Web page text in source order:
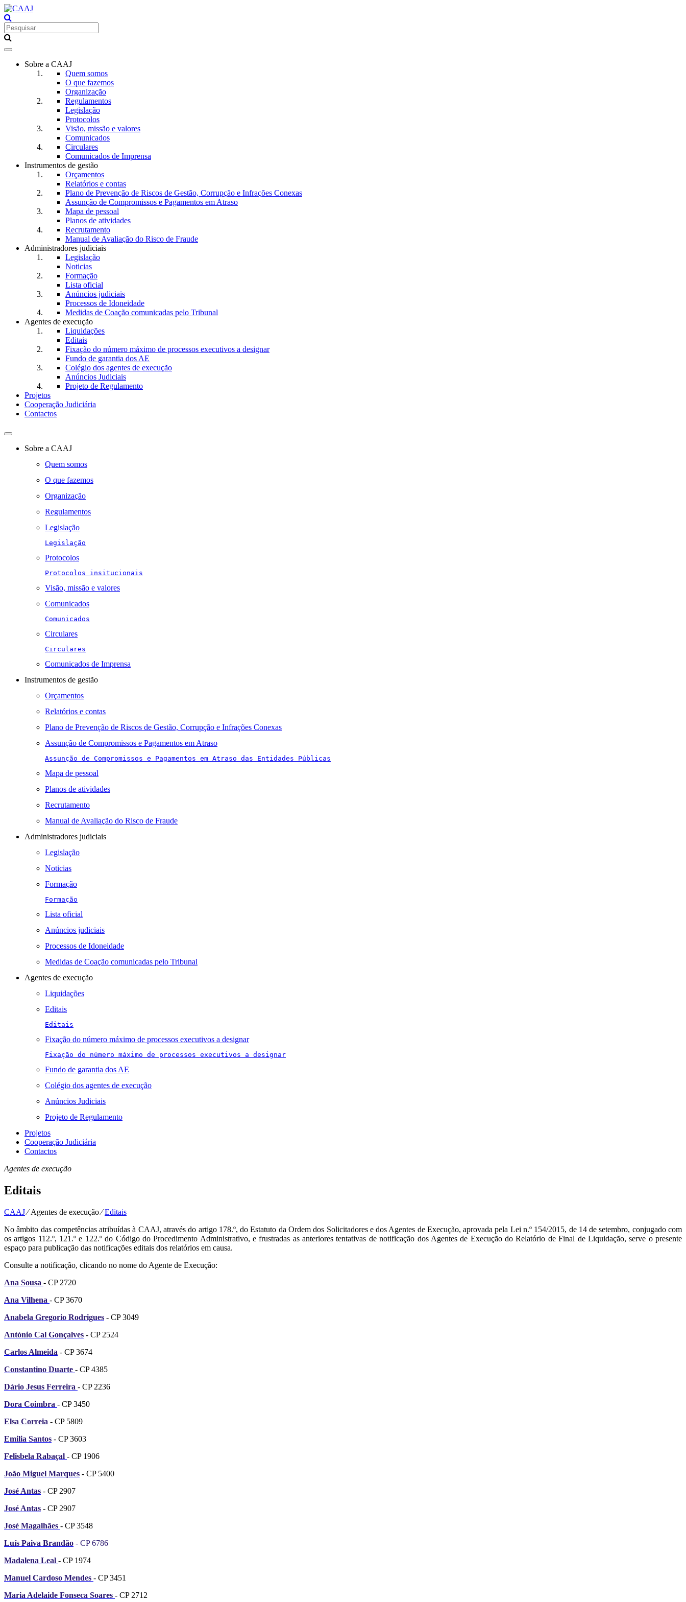
Toggle
navigationSobre a CAAJ
Quem somos
O que fazemos
Organização
Regulamentos
Legislação
Protocolos
Visão, missão e valores
Comunicados
Circulares
Comunicados de Imprensa
Instrumentos de gestão
Orçamentos
Relatórios e contas
Plano de Prevenção de Riscos de Gestão, Corrupção e Infrações Conexas
Assunção de Compromissos e Pagamentos em Atraso
Mapa de pessoal
Planos de atividades
Recrutamento
Manual de Avaliação do Risco de Fraude
Administradores judiciais
Legislação
Noticias
Formação
Lista oficial
Anúncios judiciais
Processos de Idoneidade
Medidas de Coação comunicadas pelo Tribunal
Agentes de execução
Liquidações
Editais
Fixação do número máximo de processos executivos a designar
Fundo de garantia dos AE
Colégio dos agentes de execução
Anúncios Judiciais
Projeto de Regulamento
Projetos
Cooperação Judiciária
Contactos
Toggle
navigationSobre a CAAJ
Quem somos
O que fazemos
Organização
Regulamentos
Legislação
Legislação
Protocolos
Protocolos insitucionais
Visão, missão e valores
Comunicados
Comunicados
Circulares
Circulares
Comunicados de Imprensa
Instrumentos de gestão
Orçamentos
Relatórios e contas
Plano de Prevenção de Riscos de Gestão, Corrupção e Infrações Conexas
Assunção de Compromissos e Pagamentos em Atraso
Assunção de Compromissos e Pagamentos em Atraso das Entidades Públicas
Mapa de pessoal
Planos de atividades
Recrutamento
Manual de Avaliação do Risco de Fraude
Administradores judiciais
Legislação
Noticias
Formação
Formação
Lista oficial
Anúncios judiciais
Processos de Idoneidade
Medidas de Coação comunicadas pelo Tribunal
Agentes de execução
Liquidações
Editais
Editais
Fixação do número máximo de processos executivos a designar
Fixação do número máximo de processos executivos a designar
Fundo de garantia dos AE
Colégio dos agentes de execução
Anúncios Judiciais
Projeto de Regulamento
Projetos
Cooperação Judiciária
Contactos
Agentes de execução
Editais
CAAJ⁄Agentes de execução⁄Editais
No âmbito das competências atribuídas à CAAJ, através do artigo 178.º, do Estatuto da Ordem dos Solicitadores e dos Agentes de Execução, aprovada pela Lei n.º 154/2015, de 14 de setembro, conjugado com
os artigos 112.º, 121.º e 122.º do Código do Procedimento Administrativo, e frustradas as anteriores tentativas de notificação dos Agentes de Execução do Relatório de Final de Liquidação, serve o presente
espaço para publicação das notificações editais dos relatórios em causa.
Consulte a notificação, clicando no nome do Agente de Execução:
Ana Sousa - CP 2720
Ana Vilhena - CP 3670
Anabela Gregorio Rodrigues - CP 3049
António Cal Gonçalves - CP 2524
Carlos Almeida - CP 3674
Constantino Duarte - CP 4385
Dário Jesus Ferreira - CP 2236
Dora Coimbra - CP 3450
Elsa Correia - CP 5809
Emilia Santos - CP 3603
Felisbela Rabaçal - CP 1906
João Miguel Marques - CP 5400
José Antas - CP 2907
José Antas - CP 2907
José Magalhães - CP 3548
Luís Paiva Brandão - CP 6786
Madalena Leal - CP 1974
Manuel Cardoso Mendes - CP 3451
Maria Adelaide Fonseca Soares - CP 2712